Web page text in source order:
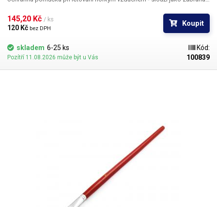
vysoké teploty (umělá hmota...).
145,20 Kč / ks
120 Kč bez DPH
Koupit
skladem 6-25 ks
Pozítří 11.08.2026 může být u Vás
Kód:
100839